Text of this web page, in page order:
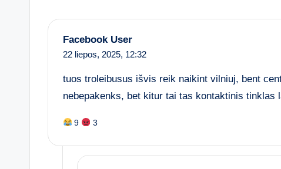
Facebook User
22 liepos, 2025, 12:32
tuos troleibusus išvis reik naikint vilniuj, bent
nebepakenks, bet kitur tai tas kontaktinis tinklas
9 3